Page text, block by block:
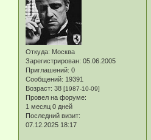
Откуда: Москва
Зарегистрирован: 05.06.2005
Приглашений: 0
Сообщений: 19391
Возраст: 38 [1987-10-09]
Провел на форуме:
1 месяц 0 дней
Последний визит:
07.12.2025 18:17